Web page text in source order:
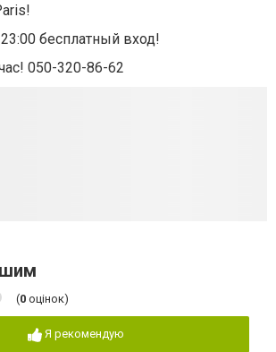
бесплатный вход!
050-320-86-62
(0 оцінок)
Я рекомендую